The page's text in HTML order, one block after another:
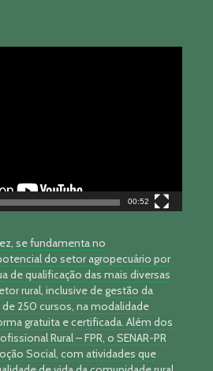
00:52
se fundamenta no
do setor agropecuário por
de qualificação das mais diversas
rural, inclusive de gestão da
250 cursos, na modalidade
gratuita e certificada. Além dos
Rural – FPR, o SENAR-PR
Social, com atividades que